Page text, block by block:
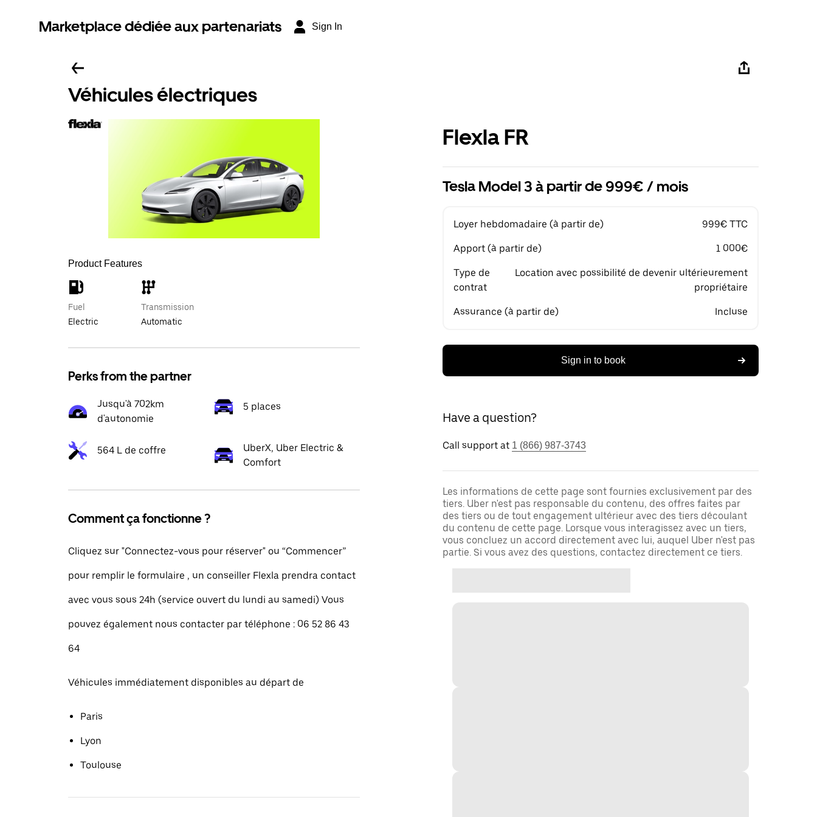
Marketplace dédiée aux partenariats Sign In
Véhicules électriques
Product Features
Fuel
Electric
Transmission
Automatic
Perks from the partner
Jusqu'à 702km
d'autonomie
5 places
564 L de coffre
UberX, Uber Electric &
Comfort
Comment ça fonctionne ?
Cliquez sur "Connectez-vous pour réserver" ou “Commencer”
pour remplir le formulaire , un conseiller Flexla prendra contact
avec vous sous 24h (service ouvert du lundi au samedi) Vous
pouvez également nous contacter par téléphone : 06 52 86 43
64
Véhicules immédiatement disponibles au départ de
Paris
Lyon
Toulouse
Flexla FR
Tesla Model 3 à partir de 999€ / mois
Loyer hebdomadaire (à partir de) 999€ TTC
Apport (à partir de) 1 000€
Type de
contrat
Location avec possibilité de devenir ultérieurement
propriétaire
Assurance (à partir de) Incluse
Sign in to book
Have a question?
Call support at 1 (866) 987-3743
Les informations de cette page sont fournies exclusivement par des
tiers. Uber n'est pas responsable du contenu, des offres faites par
des tiers ou de tout engagement ultérieur avec des tiers découlant
du contenu de cette page. Lorsque vous interagissez avec un tiers,
vous concluez un accord directement avec lui, auquel Uber n'est pas
partie. Si vous avez des questions, contactez directement ce tiers.